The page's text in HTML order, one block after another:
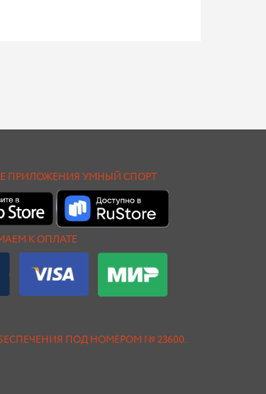
ПРИЛОЖЕНИЯ УМНЫЙ СПОРТ
К ОПЛАТЕ
ПОД НОМЕРОМ № 23600.